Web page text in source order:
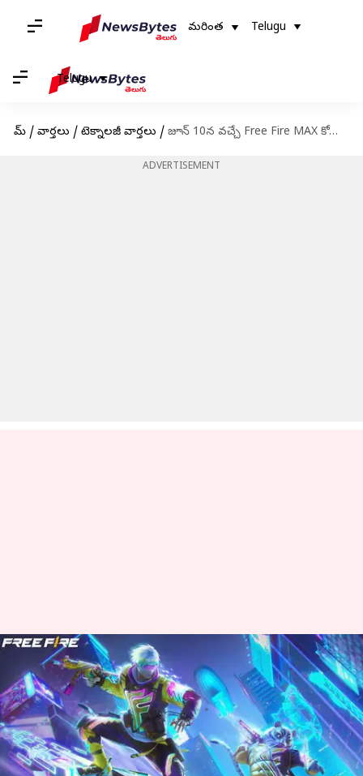
మరింత Telugu
Telugu
హోమ్ / వార్తలు / టెక్నాలజీ వార్తలు / జూన్ 10న వచ్చే Free Fire MAX కోడ్స్ రీడీమ్ విధానం
ADVERTISEMENT
జూన్ 10న వచ్చే Free Fire MAX కోడ్స్
రీడీమ్ విధానం
వ్రాసిన వారు Jayachandra Akuri Jun 10, 2023 09:14 am
ఈ వార్తాకథనం ఏంటి